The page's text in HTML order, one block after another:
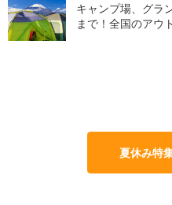
キャンプ場、グラ
まで！全国のアウ
夏休み特